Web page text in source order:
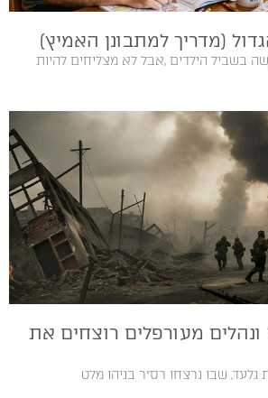
(מדריך למתבונן האמיץ)
מעורפלים רוצחים את
גלעד, שבו נרצחו רס״ר בניהו מלט